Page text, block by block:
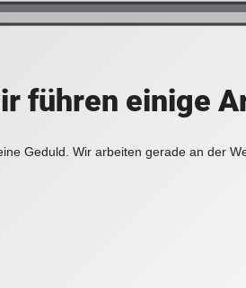
führen einige
Geduld. Wir arbeiten gerade an der